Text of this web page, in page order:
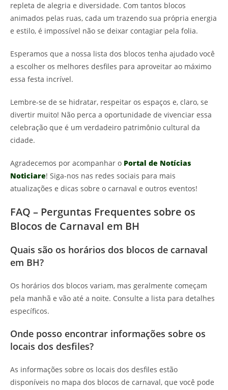
repleta de alegria e diversidade. Com tantos blocos
animados pelas ruas, cada um trazendo sua própria energia
e estilo, é impossível não se deixar contagiar pela folia.
Esperamos que a nossa lista dos blocos tenha ajudado você
a escolher os melhores desfiles para aproveitar ao máximo
essa festa incrível.
Lembre-se de se hidratar, respeitar os espaços e, claro, se
divertir muito! Não perca a oportunidade de vivenciar essa
celebração que é um verdadeiro patrimônio cultural da
cidade.
Agradecemos por acompanhar o Portal de Notícias
Noticiare! Siga-nos nas redes sociais para mais
atualizações e dicas sobre o carnaval e outros eventos!
FAQ – Perguntas Frequentes sobre os
Blocos de Carnaval em BH
Quais são os horários dos blocos de carnaval
em BH?
Os horários dos blocos variam, mas geralmente começam
pela manhã e vão até a noite. Consulte a lista para detalhes
específicos.
Onde posso encontrar informações sobre os
locais dos desfiles?
As informações sobre os locais dos desfiles estão
disponíveis no mapa dos blocos de carnaval, que você pode